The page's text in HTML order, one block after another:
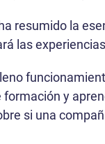
resumido la
las
formación y
si una